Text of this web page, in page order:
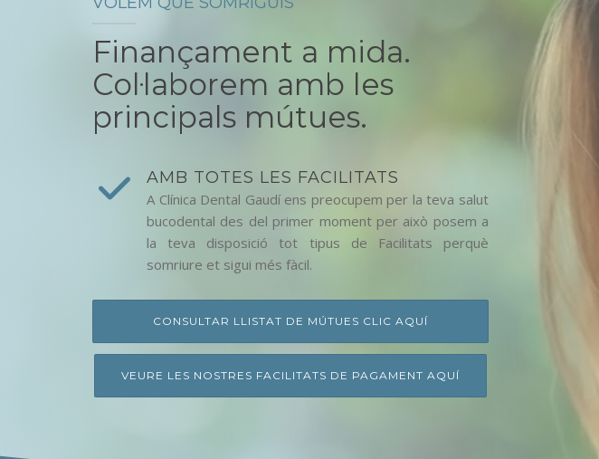
Finançament a mida.
Col·laborem amb les
principals mútues.
AMB TOTES LES FACILITATS
A Clínica Dental Gaudí ens preocupem per la teva salut
bucodental des del primer moment per això posem a
la teva disposició tot tipus de Facilitats perquè
somriure et sigui més fàcil.
CONSULTAR LLISTAT DE MÚTUES CLIC AQUÍ
VEURE LES NOSTRES FACILITATS DE PAGAMENT AQUÍ